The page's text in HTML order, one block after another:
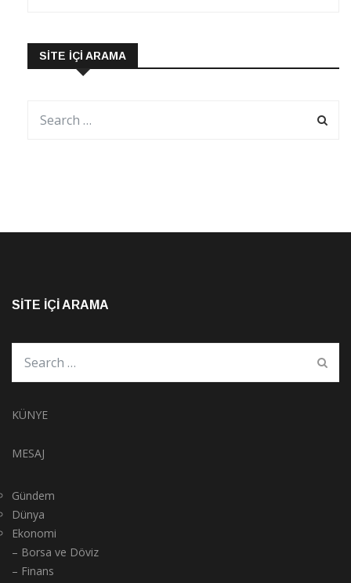
SITE İÇI ARAMA
SITE İÇI ARAMA
KÜNYE
MESAJ
Gündem
Dünya
Ekonomi
– Borsa ve Döviz
– Finans